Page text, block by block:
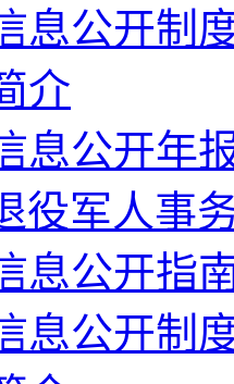
息公开制
介
息公开年
役军人事
息公开指
息公开制